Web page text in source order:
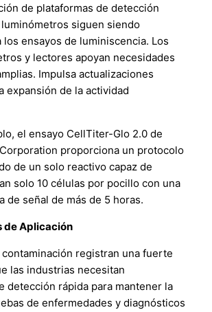
de plataformas de detección
luminómetros siguen siendo
los ensayos de luminiscencia. Los
y lectores apoyan necesidades
Impulsa actualizaciones
expansión de la actividad
el ensayo CellTiter-Glo 2.0 de
proporciona un protocolo
de un solo reactivo capaz de
solo 10 células por pocillo con una
de señal de más de 5 horas.
de Aplicación
contaminación registran una fuerte
las industrias necesitan
detección rápida para mantener la
de enfermedades y diagnósticos